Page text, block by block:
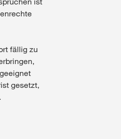
fällig zu
gesetzt,